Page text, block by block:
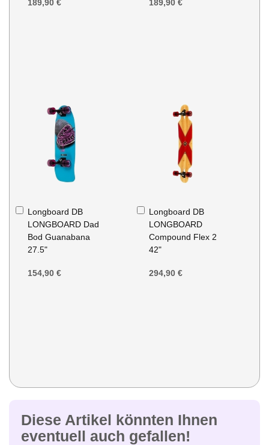
189,90 € 189,90 €
Longboard DB
LONGBOARD Dad
Bod Guanabana
27.5"
154,90 €
In
den
Warenkorb
Longboard DB
LONGBOARD
Compound Flex 2
42"
294,90 €
In
den
Warenkorb
Diese Artikel könnten Ihnen
eventuell auch gefallen!